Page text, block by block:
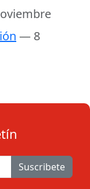
— 8
Suscribete